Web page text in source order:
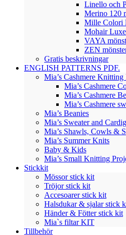
Linello och
Merino 120
Mille Colori
Mohair
VAYA
ZEN
Gratis beskrivningar
ENGLISH PATTERNS PDF.
Mia’s Cashmere Knitting
Mia’s Cashmere
Mia’s Cashmere
Mia’s Cashmere
Mia’s Beanies
Mia’s Sweater and
Mia’s Shawls, Cowls &
Mia’s Summer Knits
Baby & Kids
Mia’s Small Knitting
Stickkit
Mössor stick kit
Tröjor stick kit
Accesoarer stick kit
Halsdukar & sjalar stick
Händer & Fötter stick kit
Mia`s filtar KIT
Tillbehör